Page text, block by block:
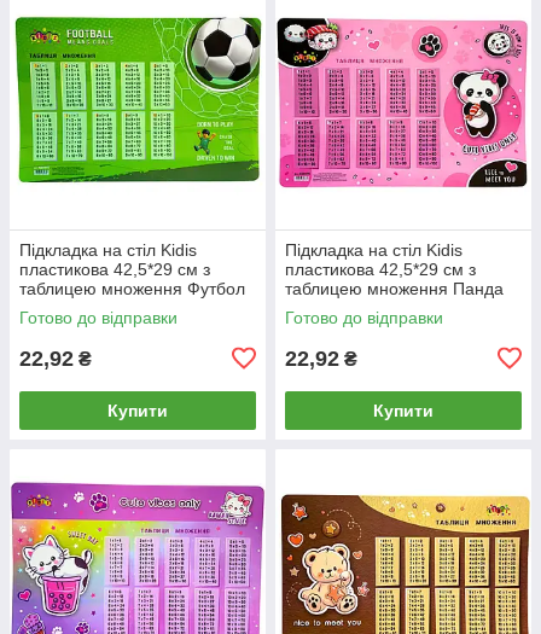
Підкладка на стіл Kidis
пластикова 42,5*29 см з
таблицею множення Футбол
KD3075
Готово до відправки
22,92 ₴
Купити
Підкладка на стіл Kidis
пластикова 42,5*29 см з
таблицею множення Панда
KD3076
Готово до відправки
22,92 ₴
Купити